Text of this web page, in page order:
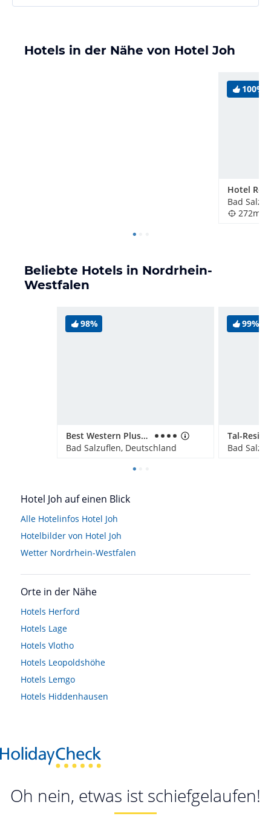
Hotels in der Nähe von Hotel Joh
100%
Hotel
Bad
272m
Beliebte Hotels in Nordrhein-
Westfalen
98%
Best Western Plus Hotel Ostertor
Bad Salzuflen, Deutschland
99%
Tal-
Bad
Hotel Joh auf einen Blick
Alle Hotelinfos Hotel Joh
Hotelbilder von Hotel Joh
Wetter Nordrhein-Westfalen
Orte in der Nähe
Hotels Herford
Hotels Lage
Hotels Vlotho
Hotels Leopoldshöhe
Hotels Lemgo
Hotels Hiddenhausen
Oh nein, etwas ist schiefgelaufen!